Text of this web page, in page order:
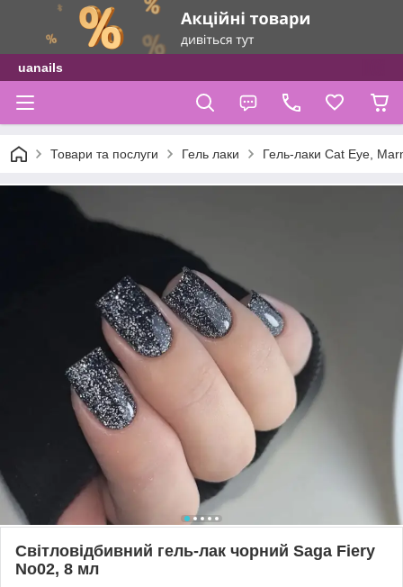
uanails
Товари та послуги Гель лаки Гель-лаки Cat Eye,
Світловідбивний гель-лак чорний Saga Fiery
No02, 8 мл